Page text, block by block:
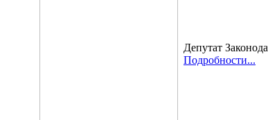
Депутат
Подробности...